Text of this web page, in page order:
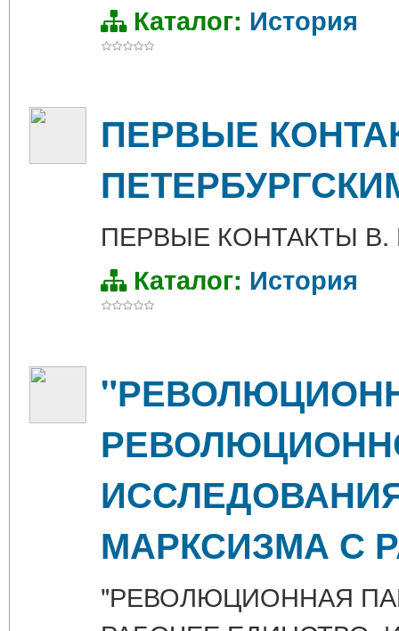
Каталог: История
ПЕРВЫЕ
ПЕРВЫЕ КОНТАКТЫ
Каталог: История
МАРКСИЗМА С
"РЕВОЛЮЦИОННАЯ